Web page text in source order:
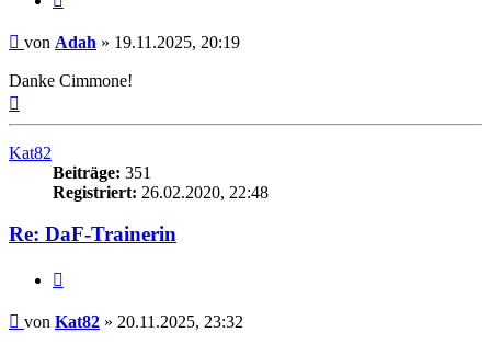
Beitrag
von Adah » 19.11.2025, 20:19
Danke Cimmone!
Kat82
Beiträge: 351
Registriert: 26.02.2020, 22:48
Re: DaF-Trainerin
Beitrag
von Kat82 » 20.11.2025, 23:32